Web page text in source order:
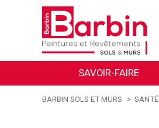
SAVOIR-FAIRE
BARBIN SOLS ET MURS SANTÉ